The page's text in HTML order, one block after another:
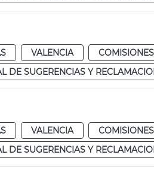
VALENCIA
DE SUGERENCIAS Y
VALENCIA
DE SUGERENCIAS Y